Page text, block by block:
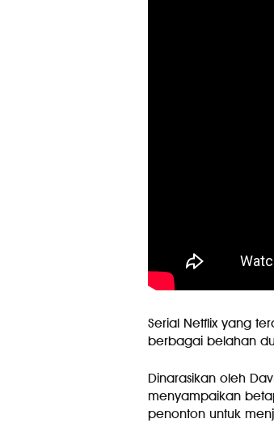
Serial Netflix yang
berbagai belahan
Dinarasikan oleh
menyampaikan
penonton untuk